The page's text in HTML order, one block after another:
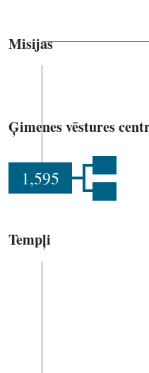
Misijas
Ģimenes vēstures
1,595
Tempļi